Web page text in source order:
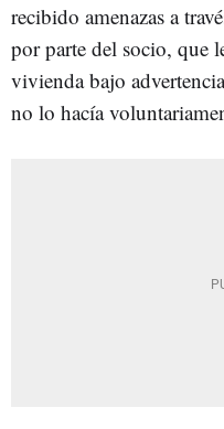
recibido amenazas a
por parte del socio, que
vivienda bajo
no lo hacía